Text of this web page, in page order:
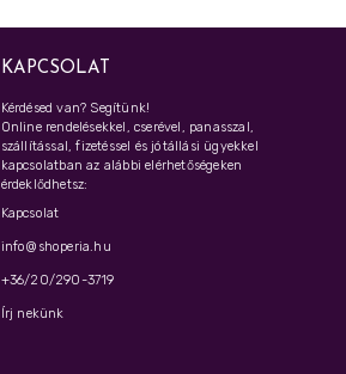
KAPCSOLAT
Kérdésed van? Segítünk!
Online rendelésekkel, cserével, panasszal,
szállítással, fizetéssel és jótállási ügyekkel
kapcsolatban az alábbi elérhetőségeken
érdeklődhetsz:
Kapcsolat
info@shoperia.hu
+36/20/290-3719
Írj nekünk